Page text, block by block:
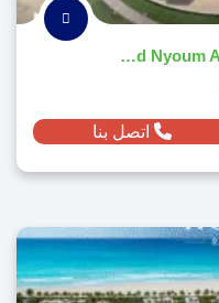
كمبوند نيوم أسيوط الجديدة - Compound Nyoum Assiut
اتصل بنا